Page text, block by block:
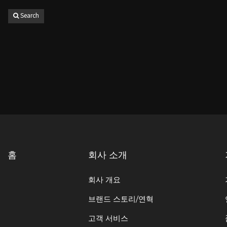
Search
홈 회사 소개
회사 개요
브랜드 스토리/연혁
고객 서비스